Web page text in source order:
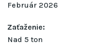
Február 2026
Zaťaženie:
Nad 5 ton